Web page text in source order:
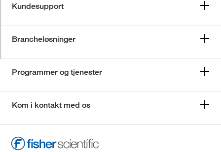
Kundesupport
Brancheløsninger
Programmer og tjenester
Kom i kontakt med os